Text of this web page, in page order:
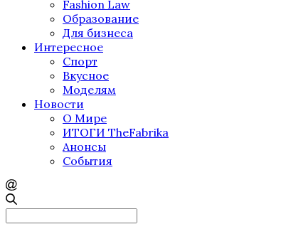
Fashion Law
Образование
Для бизнеса
Интересное
Спорт
Вкусное
Моделям
Новости
О Мире
ИТОГИ TheFabrika
Анонсы
События